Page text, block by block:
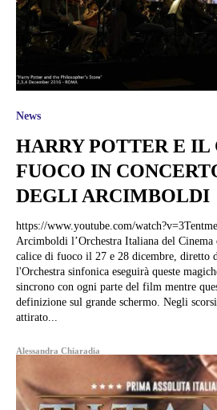
News
HARRY POTTER E
FUOCO IN
DEGLI ARCIMBOLDI
https://www.youtube.com/watch?v=3Tentmer6C8 Torna al
Arcimboldi l’Orchestra Italiana del
calice di fuoco il 27 e 28 dicembre, diretto
l'Orchestra sinfonica eseguirà queste
sincrono con ogni parte del film mentre
definizione sul grande schermo. Negli scorsi anni questo spettacolo ha
attirato...
Alessandra Chiaradia